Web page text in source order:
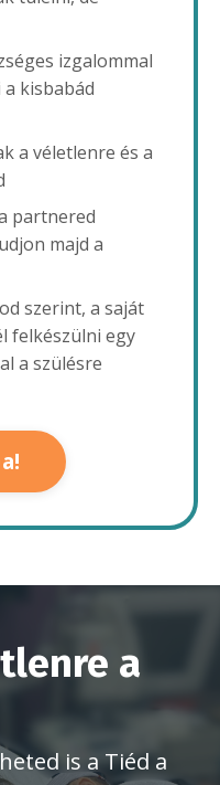
izgalommal
kisbabád
a véletlenre és a
partnered
majd a
szerint, a saját
felkészülni egy
a szülésre
a
is a Tiéd a